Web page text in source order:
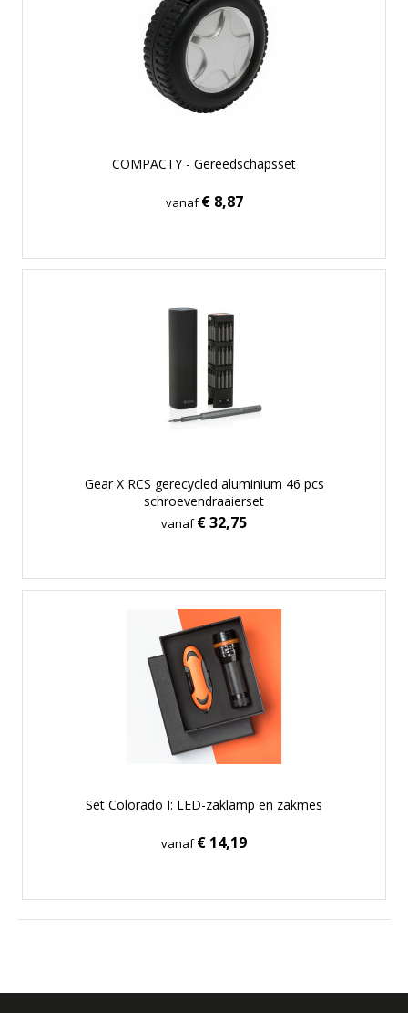
COMPACTY - Gereedschapsset
vanaf€ 8,87
Gear X RCS gerecycled aluminium 46 pcs
schroevendraaierset
vanaf€ 32,75
Set Colorado I: LED-zaklamp en zakmes
vanaf€ 14,19